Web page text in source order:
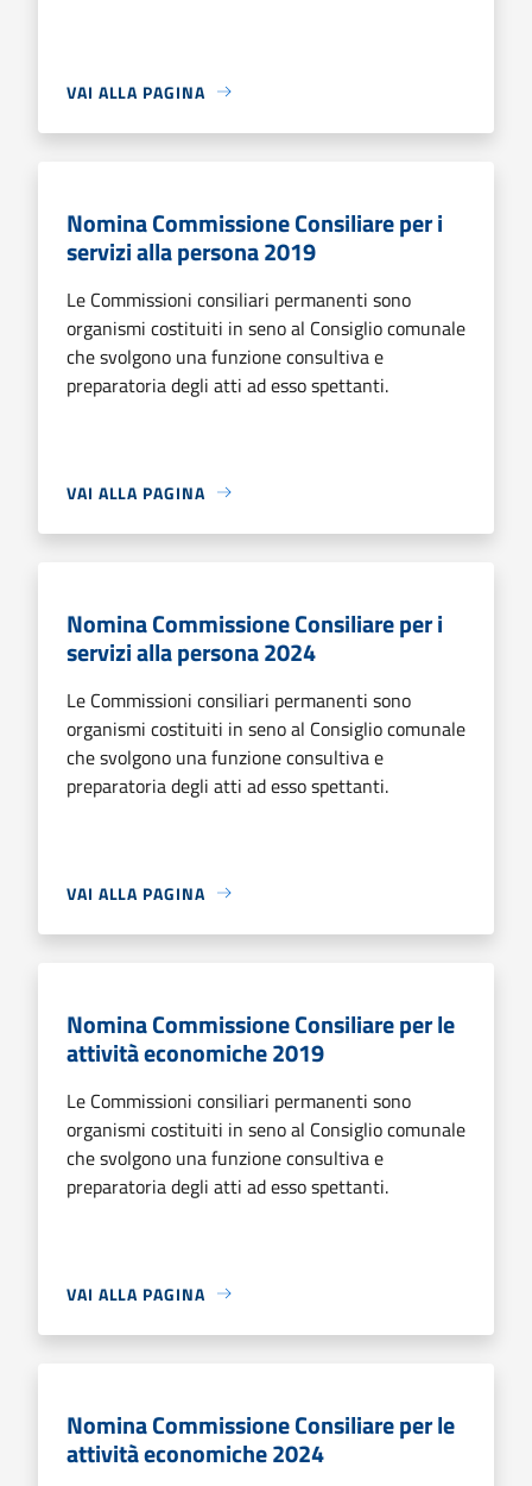
VAI ALLA PAGINA
Nomina Commissione Consiliare per i
servizi alla persona 2019
Le Commissioni consiliari permanenti sono
organismi costituiti in seno al Consiglio comunale
che svolgono una funzione consultiva e
preparatoria degli atti ad esso spettanti.
VAI ALLA PAGINA
Nomina Commissione Consiliare per i
servizi alla persona 2024
Le Commissioni consiliari permanenti sono
organismi costituiti in seno al Consiglio comunale
che svolgono una funzione consultiva e
preparatoria degli atti ad esso spettanti.
VAI ALLA PAGINA
Nomina Commissione Consiliare per le
attività economiche 2019
Le Commissioni consiliari permanenti sono
organismi costituiti in seno al Consiglio comunale
che svolgono una funzione consultiva e
preparatoria degli atti ad esso spettanti.
VAI ALLA PAGINA
Nomina Commissione Consiliare per le
attività economiche 2024